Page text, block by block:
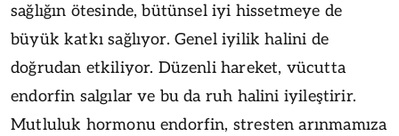
sağlığın ötesinde, bütünsel iyi hissetmeye de
büyük katkı sağlıyor. Genel iyilik halini de
doğrudan etkiliyor. Düzenli hareket, vücutta
endorfin salgılar ve bu da ruh halini iyileştirir.
Mutluluk hormonu endorfin, stresten arınmamıza